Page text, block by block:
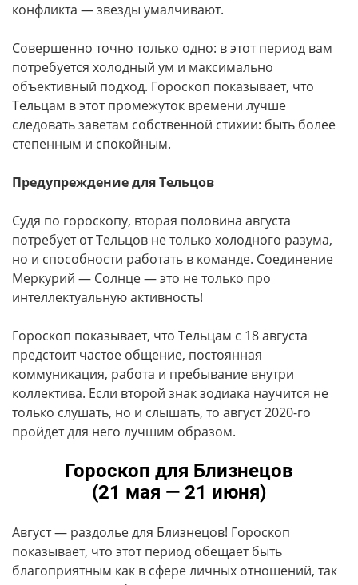
конфликта — звезды умалчивают.
Совершенно точно только одно: в этот период вам
потребуется холодный ум и максимально
объективный подход. Гороскоп показывает, что
Тельцам в этот промежуток времени лучше
следовать заветам собственной стихии: быть более
степенным и спокойным.
Предупреждение для Тельцов
Судя по гороскопу, вторая половина августа
потребует от Тельцов не только холодного разума,
но и способности работать в команде. Соединение
Меркурий — Солнце — это не только про
интеллектуальную активность!
Гороскоп показывает, что Тельцам с 18 августа
предстоит частое общение, постоянная
коммуникация, работа и пребывание внутри
коллектива. Если второй знак зодиака научится не
только слушать, но и слышать, то август 2020-го
пройдет для него лучшим образом.
Гороскоп для Близнецов
(21 мая — 21 июня)
Август — раздолье для Близнецов! Гороскоп
показывает, что этот период обещает быть
благоприятным как в сфере личных отношений, так